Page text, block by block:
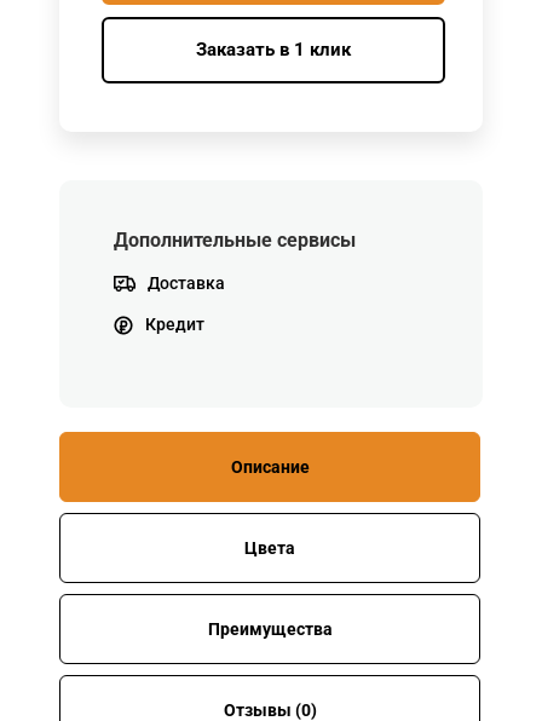
Заказать в 1 клик
Дополнительные сервисы
Доставка
Кредит
Описание
Цвета
Преимущества
Отзывы (0)